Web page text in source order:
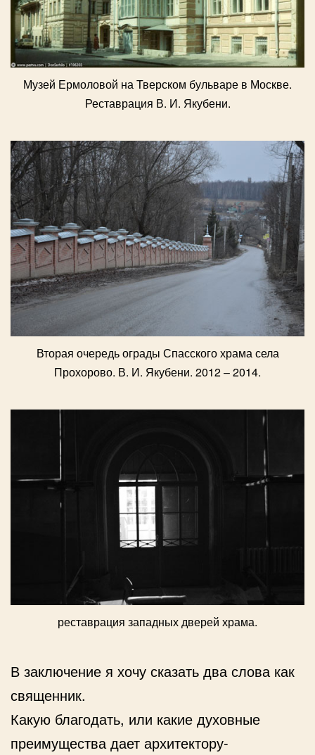
Музей Ермоловой на Тверском бульваре в Москве.
Реставрация В. И. Якубени.
Вторая очередь ограды Спасского храма села
Прохорово. В. И. Якубени. 2012 – 2014.
реставрация западных дверей храма.
В заключение я хочу сказать два слова как
священник.
Какую благодать, или какие духовные
преимущества дает архитектору-